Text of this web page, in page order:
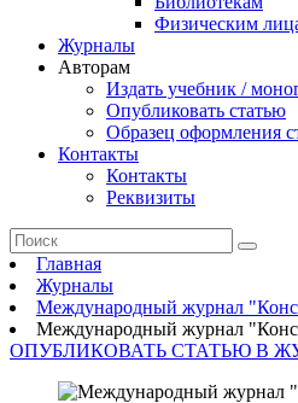
Физическим
Журналы
Авторам
Издать учебник /
Опубликовать статью
Образец оформления
Контакты
Контакты
Реквизиты
Главная
Журналы
Международный журнал
Международный журнал
ОПУБЛИКОВАТЬ СТАТЬЮ В